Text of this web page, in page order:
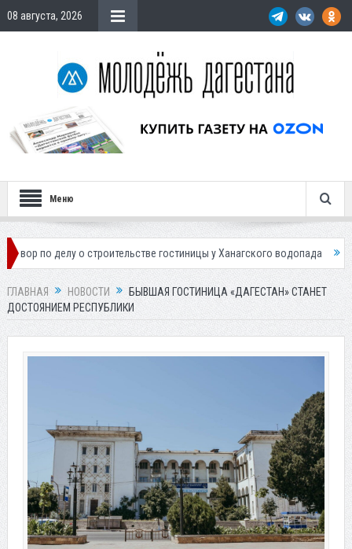
08 августа, 2026
Меню
о строительстве гостиницы у Ханагского водопада Власти
ГЛАВНАЯ НОВОСТИ
БЫВШАЯ ГОСТИНИЦА «ДАГЕСТАН» СТАНЕТ
ДОСТОЯНИЕМ РЕСПУБЛИКИ